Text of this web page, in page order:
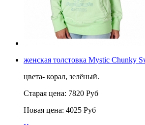
женская толстовка Mystic Chunky
цвета- корал, зелёный.
Старая цена: 7820 Руб
Новая цена: 4025 Руб